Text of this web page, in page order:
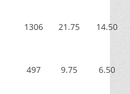
1306 21.75 14.50
497 9.75 6.50